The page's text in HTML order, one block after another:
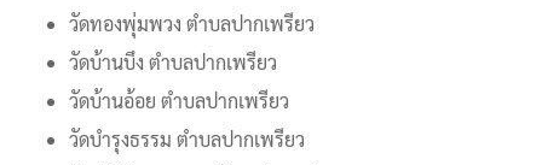
วัดทองพุ่มพวง ตำบลปากเพรียว
วัดบ้านบึง ตำบลปากเพรียว
วัดบ้านอ้อย ตำบลปากเพรียว
วัดบำรุงธรรม ตำบลปากเพรียว